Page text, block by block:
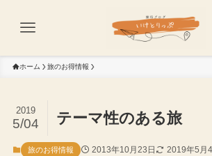
ホーム 旅のお得情報
テーマ性のある旅
2019
5/04
旅のお得情報 2013年10月23日 2019年5月